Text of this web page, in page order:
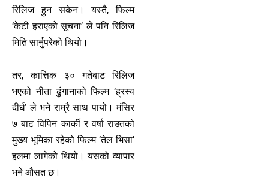
रिलिज हुन सकेन। यस्तै, फिल्म
‘केटी हराएको सूचना’ ले पनि रिलिज
मिति सार्नुपरेको थियो।
तर, कात्तिक ३० गतेबाट रिलिज
भएको नीता ढुंगानाको फिल्म ‘ह्रस्व
दीर्घ’ ले भने राम्रै साथ पायो। मंसिर
७ बाट विपिन कार्की र वर्षा राउतको
मुख्य भूमिका रहेको फिल्म ‘तेल भिसा’
हलमा लागेको थियो। यसको व्यापार
भने औसत छ।